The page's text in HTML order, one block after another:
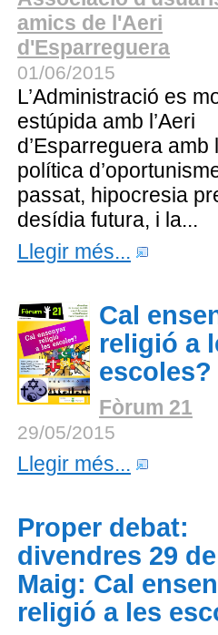
amics de l'Aeri
d'Esparreguera
01/06/2015
L’Administració es
estúpida amb l’Aeri
d’Esparreguera amb
política
passat, hipocresia
desídia futura, i la...
Llegir més...
Cal
religió a
escoles?
Fòrum 21
29/05/2015
Llegir més...
Proper debat:
divendres 29 de
Maig: Cal
religió a les